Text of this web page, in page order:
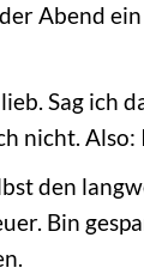
Abend ein
Sag ich
nicht. Also:
den
Bin